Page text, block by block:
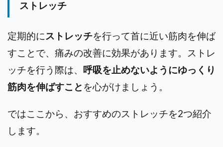
ストレッチ
定期的にストレッチを行って首に近い筋肉を伸ば
すことで、痛みの改善に効果があります。
ストレ
ッチを行う際は、 呼吸を止めないようにゆっくり
筋肉を伸ばすこと を心がけましょう。
ではここから、おすすめのストレッチを2つ紹介
します。